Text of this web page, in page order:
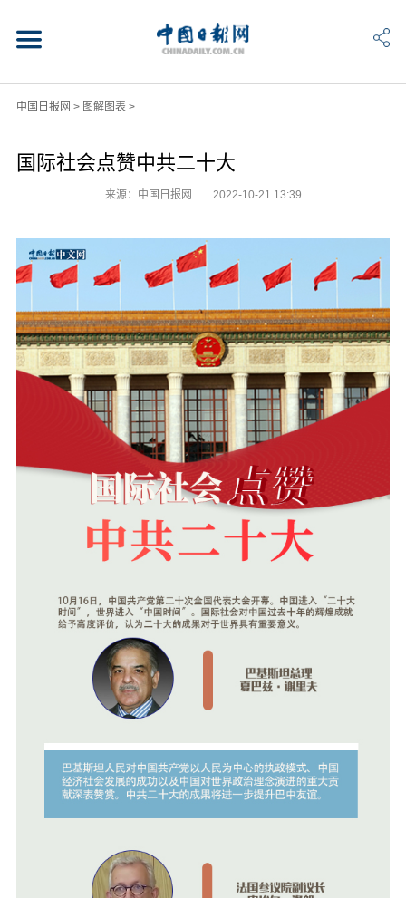
中国日报网 > 图解图表>
国际社会点赞中共二十大
来源：中国日报网 2022-10-21 13:39